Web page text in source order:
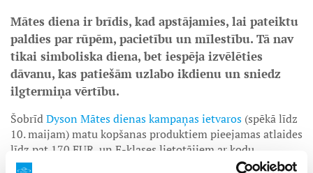
Mātes diena ir brīdis, kad apstājamies, lai pateiktu
paldies par rūpēm, pacietību un mīlestību. Tā nav
tikai simboliska diena, bet iespēja izvēlēties
dāvanu, kas patiešām uzlabo ikdienu un sniedz
ilgtermiņa vērtību.
ŠobrīdDyson Mātes dienas kampaņas ietvaros (spēkā līdz
10. maijam) matu kopšanas produktiem pieejamas atlaides
līdz pat 170 EUR, un E-klases lietotājiem ar kodu
EKLASE10 var saņemt vēl papildu 10% atlaidi.